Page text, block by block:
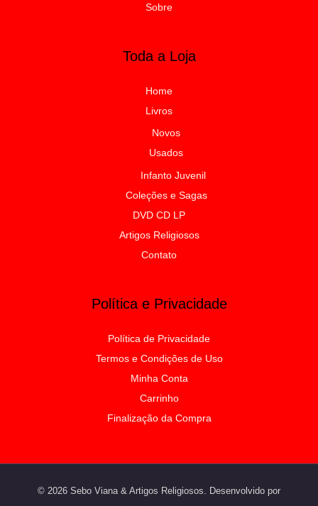
Sobre
Toda a Loja
Home
Livros
Novos
Usados
Infanto Juvenil
Coleções e Sagas
DVD CD LP
Artigos Religiosos
Contato
Política e Privacidade
Política de Privacidade
Termos e Condições de Uso
Minha Conta
Carrinho
Finalização da Compra
© 2026 Sebo Viana & Artigos Religiosos. Desenvolvido por